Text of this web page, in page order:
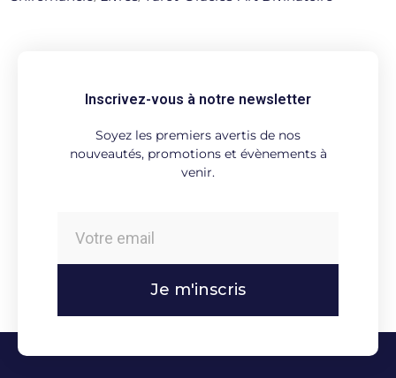
Inscrivez-vous à notre newsletter
Soyez les premiers avertis de nos
nouveautés, promotions et évènements à
venir.
Je m'inscris